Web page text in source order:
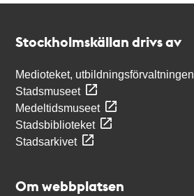
Stockholmskällan drivs av
Medioteket, utbildningsförvaltningen
Stadsmuseet
Medeltidsmuseet
Stadsbiblioteket
Stadsarkivet
Om webbplatsen